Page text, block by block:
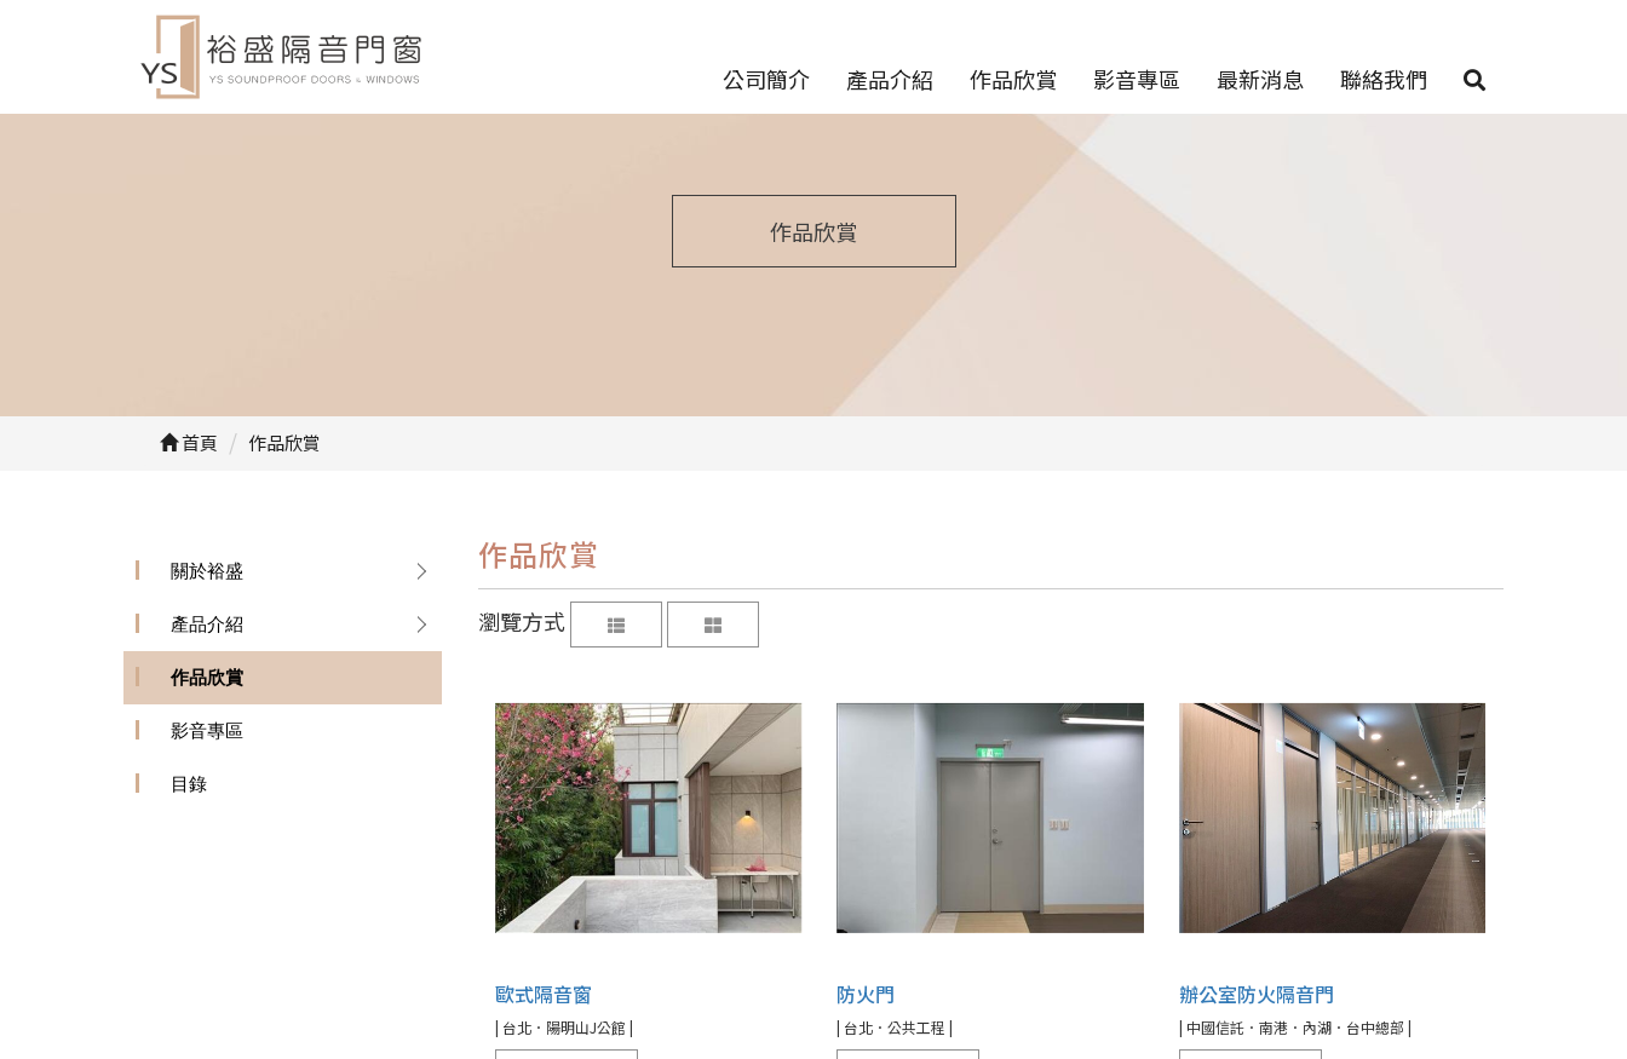
公司簡介 產品介紹 作品欣賞 影音專區 最新消息 聯絡我們
作品欣賞
首頁 作品欣賞
關於裕盛
產品介紹
作品欣賞
影音專區
目錄
作品欣賞
瀏覽方式
歐式隔音窗
| 台北．陽明山J公館 |
防火門
| 台北．公共工程 |
辦公室防火隔音門
| 中國信託．南港．內湖．台中總部 |